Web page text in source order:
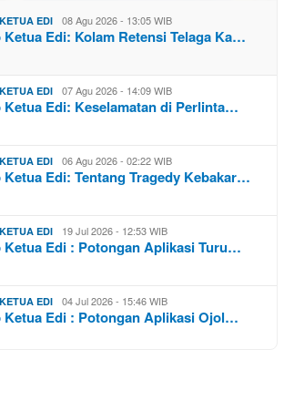
EDI 08 Agu 2026 - 13:05 WIB
Ketua Edi: Kolam Retensi Telaga Ka…
EDI 07 Agu 2026 - 14:09 WIB
Ketua Edi: Keselamatan di Perlinta…
EDI 06 Agu 2026 - 02:22 WIB
Ketua Edi: Tentang Tragedy Kebakar…
EDI 19 Jul 2026 - 12:53 WIB
Ketua Edi : Potongan Aplikasi Turu…
EDI 04 Jul 2026 - 15:46 WIB
Ketua Edi : Potongan Aplikasi Ojol…